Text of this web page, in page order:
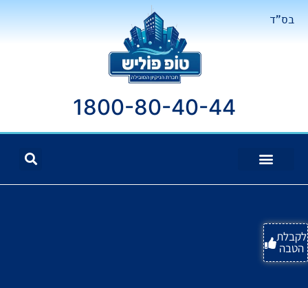
בס"ד
1800-80-40-44
לקבלת
הטבה